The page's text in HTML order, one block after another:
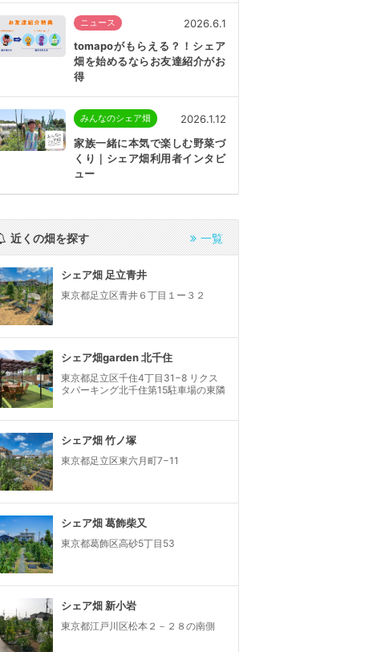
ニュース 2026.6.1
tomapoがもらえる？！シェア
畑を始めるならお友達紹介がお
得
みんなのシェア畑 2026.1.12
家族一緒に本気で楽しむ野菜づ
くり｜シェア畑利用者インタビ
ュー
近くの畑を探す 一覧
シェア畑 足立青井
東京都足立区青井６丁目１ー３２
シェア畑garden 北千住
東京都足立区千住4丁目31−8 リクス
タパーキング北千住第15駐車場の東隣
シェア畑 竹ノ塚
東京都足立区東六月町7−11
シェア畑 葛飾柴又
東京都葛飾区高砂5丁目53
シェア畑 新小岩
東京都江戸川区松本２－２８の南側